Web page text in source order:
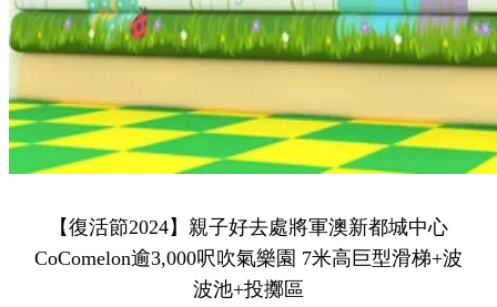
【復活節2024】親子好去處將軍澳新都城中心
CoComelon逾3,000呎吹氣樂園 7米高巨型滑梯+波
波池+投擲區